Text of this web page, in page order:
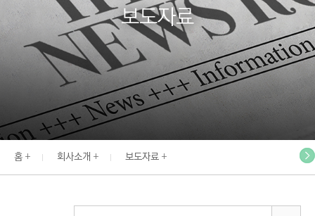
Y
U
N
D
A
I
:
E
N
I
보도자료
홈 회사소개 보도자료